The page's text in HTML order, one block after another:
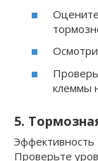
клеммы
5.
Эффективность
Проверьте